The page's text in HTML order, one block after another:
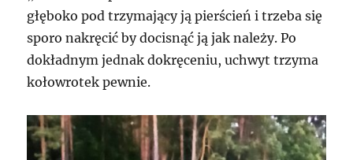
głęboko pod trzymający ją pierścień i trzeba się
sporo nakręcić by docisnąć ją jak należy. Po
dokładnym jednak dokręceniu, uchwyt trzyma
kołowrotek pewnie.